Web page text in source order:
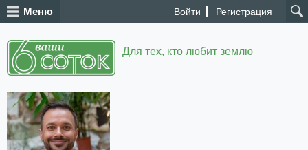
Войти Регистрация
Меню
Для тех, кто любит землю